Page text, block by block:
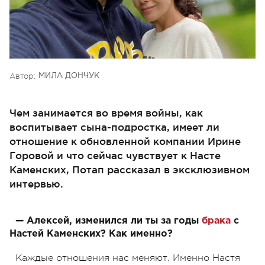
Автор: МИЛА ДОНЧУК
Чем занимается во время войны, как
воспитывает сына-подростка, имеет ли
отношение к обновленной компании Ирине
Горовой и что сейчас чувствует к Насте
Каменских, Потап рассказал в эксклюзивном
интервью.
— Алексей, изменился ли ты за годы брака с
Настей Каменских? Как именно?
Каждые отношения нас меняют. Именно Настя